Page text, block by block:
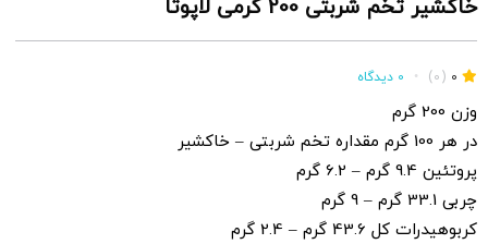
خاکشیر تخم شربتی 200 گرمی لاپوتا
0
(0)
• 0 دیدگاه
وزن 200 گرم
در هر 100 گرم مقداره تخم شربتی – خاکشیر
پروتئین 9.4 گرم – 6.2 گرم
چربی 33.1 گرم – 9 گرم
کربوهیدرات کل 43.6 گرم – 2.4 گرم